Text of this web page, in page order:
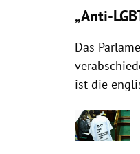
„Anti-
Das
ist die